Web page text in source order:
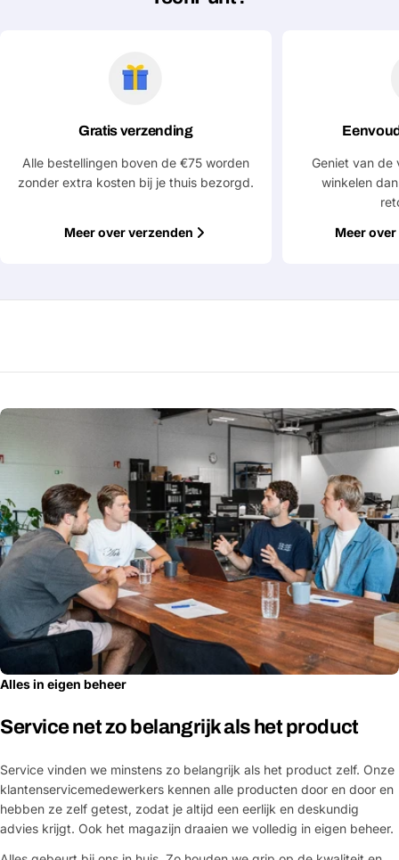
Gratis verzending
Alle bestellingen boven de €75 worden
zonder extra kosten bij je thuis bezorgd.
Meer over verzenden
Geniet van de
winkelen
Meer
Alles in eigen beheer
Service net zo belangrijk als het product
Service vinden we minstens zo belangrijk als het product zelf. Onze
klantenservicemedewerkers kennen alle producten door en door en
hebben ze zelf getest, zodat je altijd een eerlijk en deskundig
advies krijgt. Ook het magazijn draaien we volledig in eigen beheer.